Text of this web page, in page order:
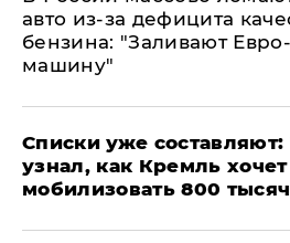
авто из-за дефицита
бензина: "Заливают
машину"
Списки уже
узнал, как Кремль хочет
мобилизовать 800